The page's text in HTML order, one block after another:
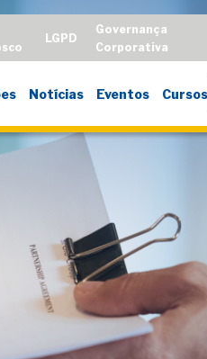
LGPD
Governança
Corporativa
Notícias Eventos Cursos